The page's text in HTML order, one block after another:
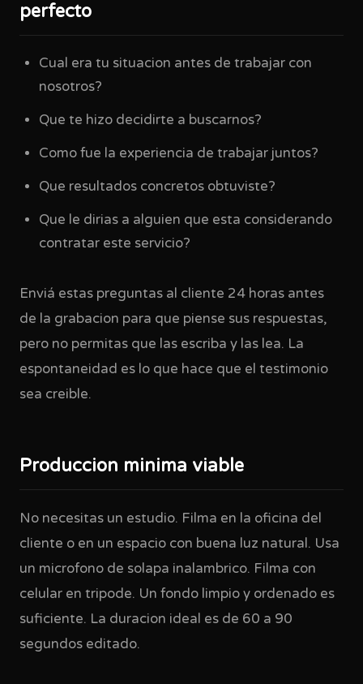
perfecto
Cual era tu situacion antes de trabajar con
nosotros?
Que te hizo decidirte a buscarnos?
Como fue la experiencia de trabajar juntos?
Que resultados concretos obtuviste?
Que le dirias a alguien que esta considerando
contratar este servicio?
Enviá estas preguntas al cliente 24 horas antes
de la grabacion para que piense sus respuestas,
pero no permitas que las escriba y las lea. La
espontaneidad es lo que hace que el testimonio
sea creible.
Produccion minima viable
No necesitas un estudio. Filma en la oficina del
cliente o en un espacio con buena luz natural. Usa
un microfono de solapa inalambrico. Filma con
celular en tripode. Un fondo limpio y ordenado es
suficiente. La duracion ideal es de 60 a 90
segundos editado.